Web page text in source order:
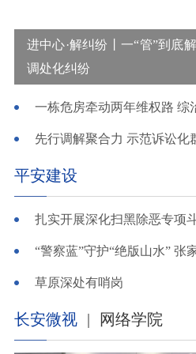
进中心·解纠纷丨一“管”到底
调处化纠纷
先行调解聚合力 示范诉讼化
平安建设
草原深处有哨岗
长安微视 | 网络学院